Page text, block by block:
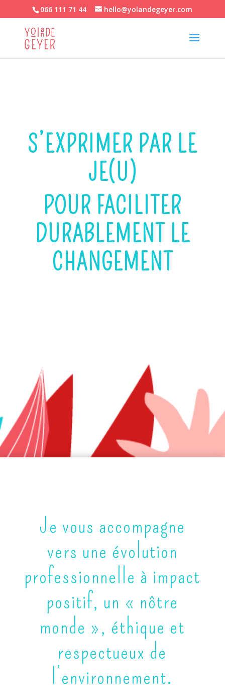
066 111 71 44 hello@yolandegeyer.com
S’EXPRIMER PAR LE
JE(U)
POUR FACILITER
DURABLEMENT LE
CHANGEMENT
Je vous accompagne
vers une évolution
professionnelle à impact
positif, un « nôtre
monde », éthique et
respectueux de
l’environnement.